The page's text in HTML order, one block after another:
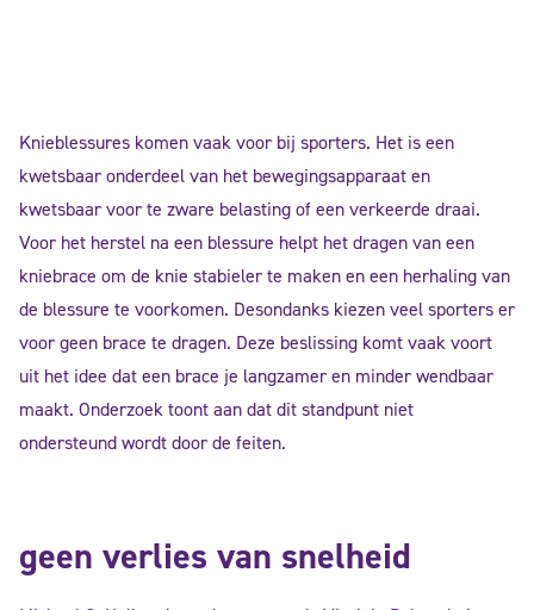
Knieblessures komen vaak voor bij sporters. Het is een
kwetsbaar onderdeel van het bewegingsapparaat en
kwetsbaar voor te zware belasting of een verkeerde draai.
Voor het herstel na een blessure helpt het dragen van een
kniebrace om de knie stabieler te maken en een herhaling van
de blessure te voorkomen. Desondanks kiezen veel sporters er
voor geen brace te dragen. Deze beslissing komt vaak voort
uit het idee dat een brace je langzamer en minder wendbaar
maakt. Onderzoek toont aan dat dit standpunt niet
ondersteund wordt door de feiten.
geen verlies van snelheid